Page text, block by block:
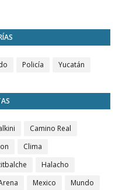
Policía Yucatán
Camino Real
Clima
Halacho
Mexico
Mundo